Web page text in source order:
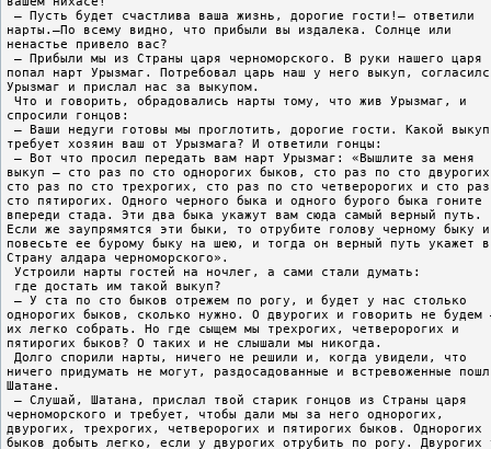
– Пусть будет счастлива ваша жизнь, дорогие гости!– ответили
нарты.–По всему видно, что прибыли вы издалека. Солнце или
ненастье привело вас?
– Прибыли мы из Страны царя черноморского. В руки нашего царя
попал нарт Урызмаг. Потребовал царь наш у него выкуп,
Урызмаг и прислал нас за выкупом.
Что и говорить, обрадовались нарты тому, что жив Урызмаг, и
спросили гонцов:
– Ваши недуги готовы мы проглотить, дорогие гости. Какой выкуп
требует хозяин ваш от Урызмага? И ответили гонцы:
– Вот что просил передать вам нарт Урызмаг: «Вышлите за меня
выкуп – сто раз по сто однорогих быков, сто раз по сто
сто раз по сто трехрогих, сто раз по сто четверорогих и сто
сто пятирогих. Одного черного быка и одного бурого быка гоните
впереди стада. Эти два быка укажут вам сюда самый верный путь.
Если же заупрямятся эти быки, то отрубите голову черному быку и
повесьте ее бурому быку на шею, и тогда он верный путь укажет в
Страну алдара черноморского».
Устроили нарты гостей на ночлег, а сами стали думать:
где достать им такой выкуп?
– У ста по сто быков отрежем по рогу, и будет у нас столько
однорогих быков, сколько нужно. О двурогих и говорить не будем
их легко собрать. Но где сыщем мы трехрогих, четверорогих и
пятирогих быков? О таких и не слышали мы никогда.
Долго спорили нарты, ничего не решили и, когда увидели, что
ничего придумать не могут, раздосадованные и встревоженные
Шатане.
– Слушай, Шатана, прислал твой старик гонцов из Страны царя
черноморского и требует, чтобы дали мы за него однорогих,
двурогих, трехрогих, четверорогих и пятирогих быков. Однорогих
быков добыть легко, если у двурогих отрубить по рогу. Двурогих